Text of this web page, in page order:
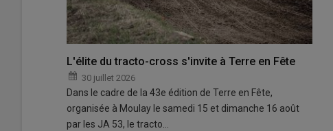
L'élite du tracto-cross s'invite à Terre en Fête
30 juillet 2026
Dans le cadre de la 43e édition de Terre en Fête,
organisée à Moulay le samedi 15 et dimanche 16 août
par les JA 53, le tracto…